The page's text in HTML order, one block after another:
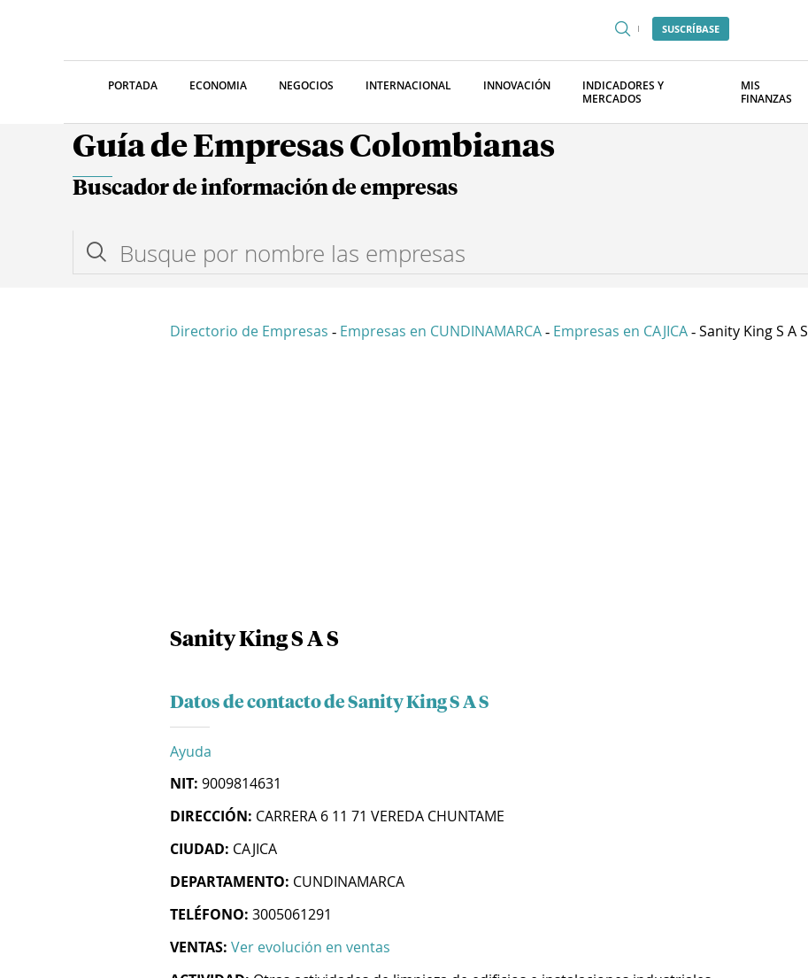
SUSCRÍBASE
PORTADA ECONOMIA NEGOCIOS INTERNACIONAL INNOVACIÓN
INDICADORES Y
MERCADOS
MIS
FINANZAS
Guía de Empresas Colombianas
Buscador de información de empresas
Directorio de Empresas - Empresas en CUNDINAMARCA - Empresas en CAJICA - Sanity King S A S
Sanity King S A S
Datos de contacto de Sanity King S A S
Ayuda
NIT: 9009814631
DIRECCIÓN: CARRERA 6 11 71 VEREDA CHUNTAME
CIUDAD: CAJICA
DEPARTAMENTO: CUNDINAMARCA
TELÉFONO: 3005061291
VENTAS: Ver evolución en ventas